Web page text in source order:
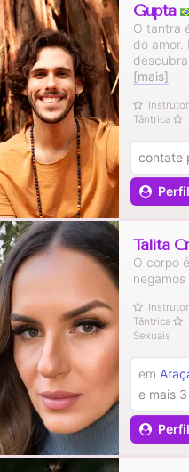
Gupta
O tantra
do amor.
[mais]
Tântrica
Perfil
contate
Talita
O corpo
Tântrica
Sexuais
Perfil
em
e mais